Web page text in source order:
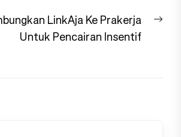
LinkAja Ke Prakerja
Untuk Pencairan Insentif